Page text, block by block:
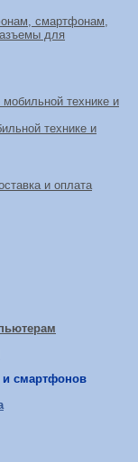
смартфонов